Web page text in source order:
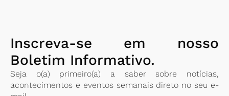
Inscreva-se em nosso
Boletim Informativo.
Seja o(a) primeiro(a) a saber sobre notícias,
acontecimentos e eventos semanais direto no seu e-